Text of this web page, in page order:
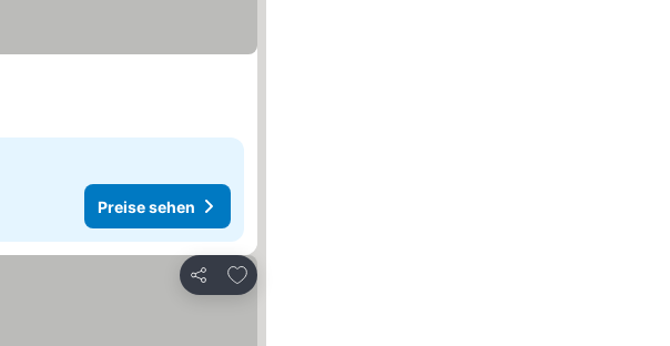
Preise sehen
Teilen
Zu Favoriten hinzufügen